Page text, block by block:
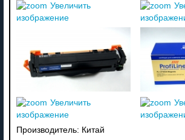
Увеличить
изображение
Увеличить
изображение
Производитель: Китай